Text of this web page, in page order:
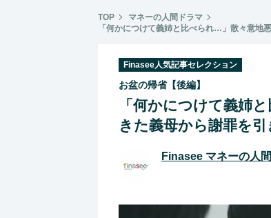
TOP
マネーの人間ドラマ
「何かにつけて義姉と比べられ…」散々意地
Finasee人気記事セレクション
お盆の帰省【後編】
「何かにつけて義姉
きた義母から謝罪を引
Finasee マネーの人